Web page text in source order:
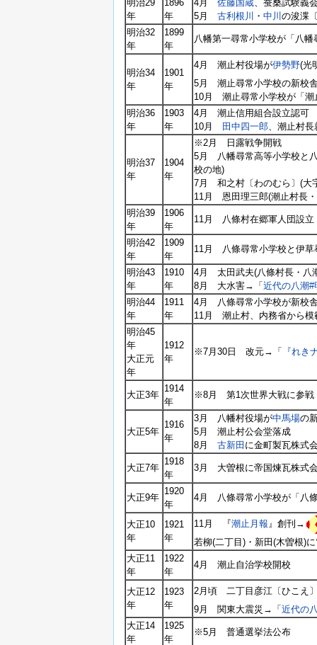
明治29
年
1896
年
4月 佐藤国蔵 、蚕桑試験義
5月 古利根川 ・ 中川 の浚渫
明治32
年
1899
年
八幡第一尋常小学校が「八
明治34
年
1901
年
4月 潮止村役場が伊勢野(光
5月 潮止尋常小学校の新校
10月 潮止尋常小学校が「潮
明治36
年
1903
年
4月 潮止信用組合設立認可
10月
田中四一郎 、潮止村
明治37
年
1904
年
※2月 日露戦争開戦
5月 八幡尋常高等小学校と
校の地)
7月 和之村〔わのむら〕(大
11月 恩田理三郎(潮止村長・
明治39
年
1906
年
11月 八條村在郷軍人団設立
明治42
年
1909
年
11月 八條尋常小学校と伊草
明治43
年
1910
年
4月 太田武夫(八條村長・八
8月 大水害→「 近代の八潮#
明治44
年
1911
年
4月 八條尋常小学校が新校
11月 潮止村、内務省から
明治45
年
大正元
年
1912
年
※7月30日 改元→「 『れき
大正3年
1914
年
※8月 第1次世界大戦に参戦
大正5年
1916
年
3月 八幡村役場が中馬場の
5月 潮止村公会堂落成
8月 古新田 に金町製瓦株式
大正7年
1918
年
3月 大曽根に帝国煉瓦株式
大正9年
1920
年
4月 八條尋常小学校が「八
大正10
年
1921
年
11月 『潮止月報』創刊→
若柳(二丁目)・新田(木曽根)
大正11
年
1922
年
4月 潮止自治学校開校
大正12
年
1923
年
2月頃 二丁目彦江〔ひこえ
9月 関東大震災→「 近代の
大正14
年
1925
年
※5月 普通選挙法公布